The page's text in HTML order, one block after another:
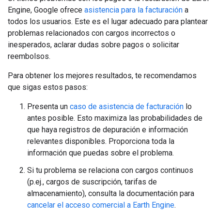
Engine, Google ofrece asistencia para la facturación a
todos los usuarios. Este es el lugar adecuado para plantear
problemas relacionados con cargos incorrectos o
inesperados, aclarar dudas sobre pagos o solicitar
reembolsos.
Para obtener los mejores resultados, te recomendamos
que sigas estos pasos:
Presenta un caso de asistencia de facturación lo
antes posible. Esto maximiza las probabilidades de
que haya registros de depuración e información
relevantes disponibles. Proporciona toda la
información que puedas sobre el problema.
Si tu problema se relaciona con cargos continuos
(p.ej., cargos de suscripción, tarifas de
almacenamiento), consulta la documentación para
cancelar el acceso comercial a Earth Engine.